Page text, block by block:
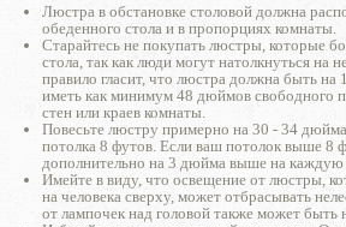
Люстра в обстановке столовой должна
обеденного стола и в пропорциях комнаты.
Старайтесь не покупать люстры, которые
стола, так как люди могут натолкнуться на
правило гласит, что люстра должна быть
иметь как минимум 48 дюймов свободного
стен или краев комнаты.
Повесьте люстру примерно на 30 - 34
потолка 8 футов. Если ваш потолок выше 8
дополнительно на 3 дюйма выше на каждую
Имейте в виду, что освещение от люстры,
на человека сверху, может отбрасывать
от лампочек над головой также может быть